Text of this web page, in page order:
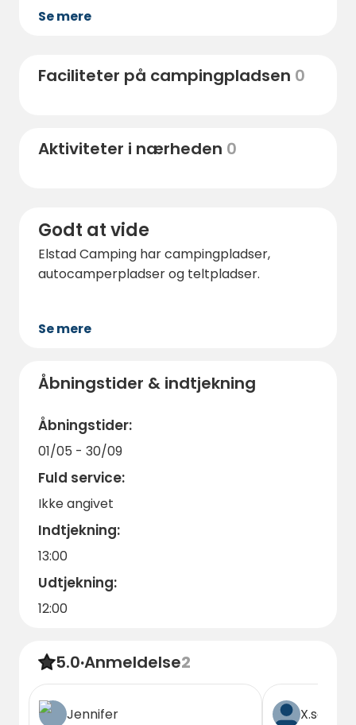
Naturreservat
Galleri
Cykeludlejning
Se mere
Faciliteter på campingpladsen 0
Aktiviteter i nærheden 0
Godt at vide
Elstad Camping har campingpladser,
autocamperpladser og teltpladser.
Se mere
Åbningstider & indtjekning
Åbningstider:
01/05 - 30/09
Fuld service:
Ikke angivet
Indtjekning:
13:00
Udtjekning:
12:00
5.0·Anmeldelse2
Jennifer